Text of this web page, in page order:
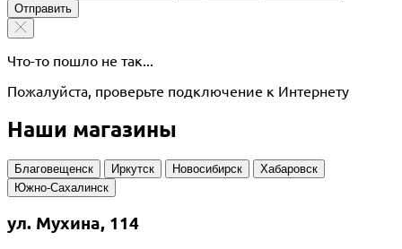
Отправить
Что-то пошло не так...
Пожалуйста, проверьте подключение к Интернету
Наши магазины
Благовещенск Иркутск Новосибирск
Хабаровск
Южно-Сахалинск
ул. Мухина, 114